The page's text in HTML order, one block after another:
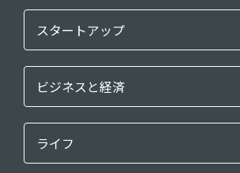
スタートアップ
ビジネスと経済
ライフ